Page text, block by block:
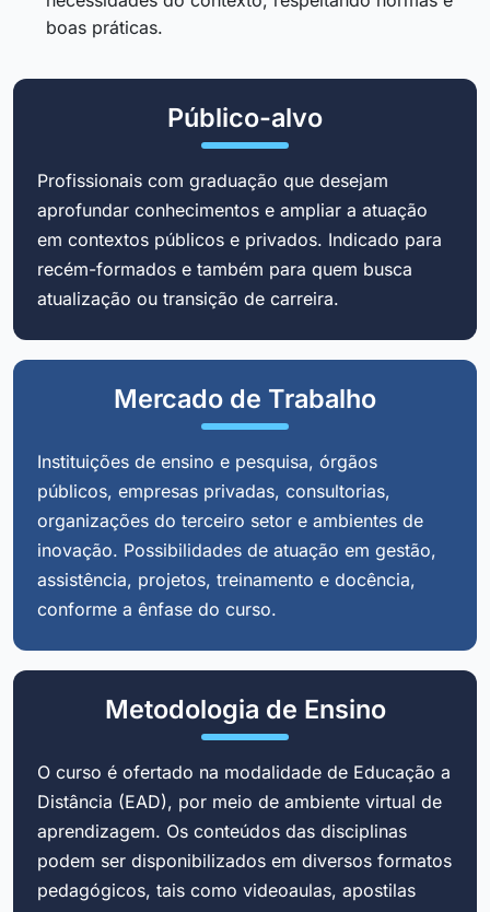
boas práticas.
Público-alvo
Profissionais com graduação que desejam
aprofundar conhecimentos e ampliar a atuação
em contextos públicos e privados. Indicado para
recém-formados e também para quem busca
atualização ou transição de carreira.
Mercado de Trabalho
Instituições de ensino e pesquisa, órgãos
públicos, empresas privadas, consultorias,
organizações do terceiro setor e ambientes de
inovação. Possibilidades de atuação em gestão,
assistência, projetos, treinamento e docência,
conforme a ênfase do curso.
Metodologia de Ensino
O curso é ofertado na modalidade de Educação a
Distância (EAD), por meio de ambiente virtual de
aprendizagem. Os conteúdos das disciplinas
podem ser disponibilizados em diversos formatos
pedagógicos, tais como videoaulas, apostilas